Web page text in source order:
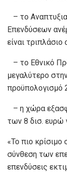
– το
Επενδύσεων
είναι
– το Εθνικό
μεγαλύτερο
προϋπολογισμό
– η χώρα
των 8 δισ. ευρώ
«Το πιο κρίσιμο
σύνθεση των
επενδύσεις